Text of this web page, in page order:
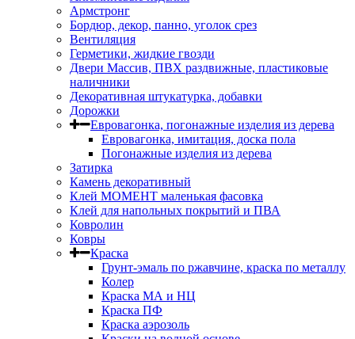
Армстронг
Бордюр, декор, панно, уголок срез
Вентиляция
Герметики, жидкие гвозди
Двери Массив, ПВХ раздвижные, пластиковые
наличники
Декоративная штукатурка, добавки
Дорожки
Евровагонка, погонажные изделия из дерева
Евровагонка, имитация, доска пола
Погонажные изделия из дерева
Затирка
Камень декоративный
Клей МОМЕНТ маленькая фасовка
Клей для напольных покрытий и ПВА
Ковролин
Ковры
Краска
Грунт-эмаль по ржавчине, краска по металлу
Колер
Краска МА и НЦ
Краска ПФ
Краска аэрозоль